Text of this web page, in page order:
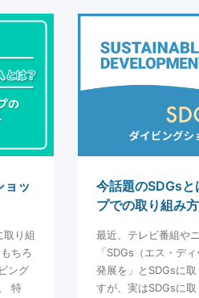
ョッ
取り組
ちろ
ング
特
今話題のSDGsと
プでの取り組み方
最近、テレビ番組や
「SDGs（エス・デ
発展を」とSDGsに
すが、実はSDGsに